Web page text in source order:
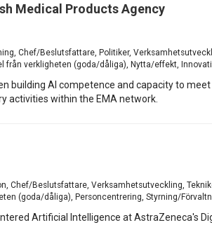
Medical Products Agency
Chef/Beslutsfattare, Politiker,
från verkligheten (goda/dåliga), Nytta/effekt,
building AI competence and capacity to
activities within the EMA network.
Chef/Beslutsfattare, Verksamhetsutveckling,
(goda/dåliga), Personcentrering, Styrning/
Artificial Intelligence at AstraZeneca's